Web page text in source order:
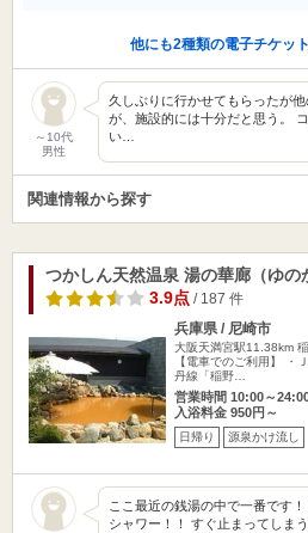
他にも2種類の電子チケッ
～10代
男性
久しぶりに行かせてもらったが
が、施設的には十分だと思う。
い…
関連情報から探す
つかしん天然温泉 湯の華廊（ゆの
3.9点/ 187 件
兵庫県 / 尼崎市
大阪天満宮駅11.38km
【電車でのご利用】 ・
丹線「稲野…
営業時間 10:00～
入浴料金 950円～
日帰り 源泉かけ流し
ここ最近の銭湯の中で一番です
シャワー！！ すぐ止まってしま